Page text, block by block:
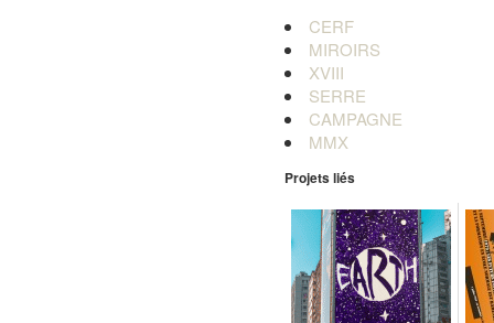
CERF
MIROIRS
XVIII
SERRE
CAMPAGNE
MMX
Projets liés